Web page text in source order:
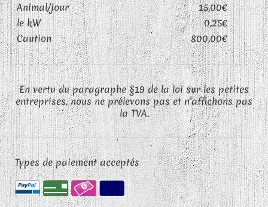
Animal/jour
15,00€
le kW
0,25€
Caution
800,00€
En vertu du paragraphe §19 de la loi sur les petites
entreprises, nous ne prélevons pas et n'affichons pas
la TVA.
Types de paiement acceptés